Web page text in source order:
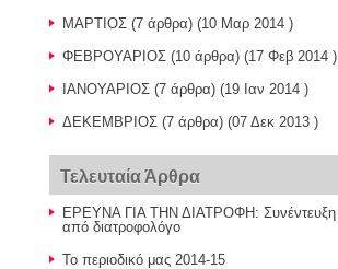
ΜΑΡΤΙΟΣ (7 άρθρα) (10 Μαρ 2014 )
ΦΕΒΡΟΥΑΡΙΟΣ (10 άρθρα) (17 Φεβ 2014 )
ΙΑΝΟΥΑΡΙΟΣ (7 άρθρα) (19 Ιαν 2014 )
ΔΕΚΕΜΒΡΙΟΣ (7 άρθρα) (07 Δεκ 2013 )
Τελευταία Άρθρα
ΕΡΕΥΝΑ ΓΙΑ ΤΗΝ ΔΙΑΤΡΟΦΗ: Συνέντευξη
από διατροφολόγο
Το περιοδικό μας 2014-15